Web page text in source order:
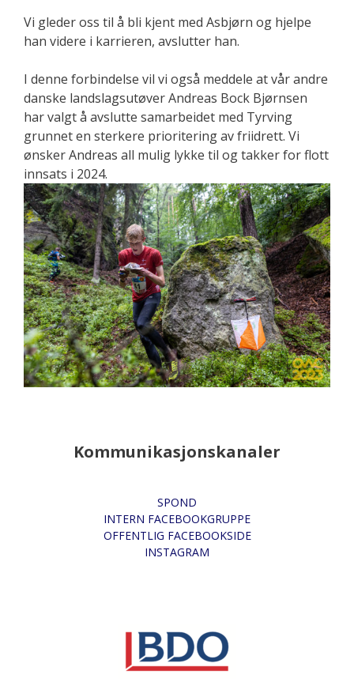
Vi gleder oss til å bli kjent med Asbjørn og hjelpe
han videre i karrieren, avslutter han.
I denne forbindelse vil vi også meddele at vår andre
danske landslagsutøver Andreas Bock Bjørnsen
har valgt å avslutte samarbeidet med Tyrving
grunnet en sterkere prioritering av friidrett. Vi
ønsker Andreas all mulig lykke til og takker for flott
innsats i 2024.
Kommunikasjonskanaler
SPOND
INTERN FACEBOOKGRUPPE
OFFENTLIG FACEBOOKSIDE
INSTAGRAM